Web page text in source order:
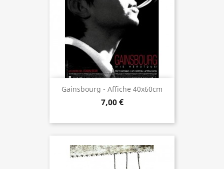
Gainsbourg - Affiche 40x60cm
7,00 €